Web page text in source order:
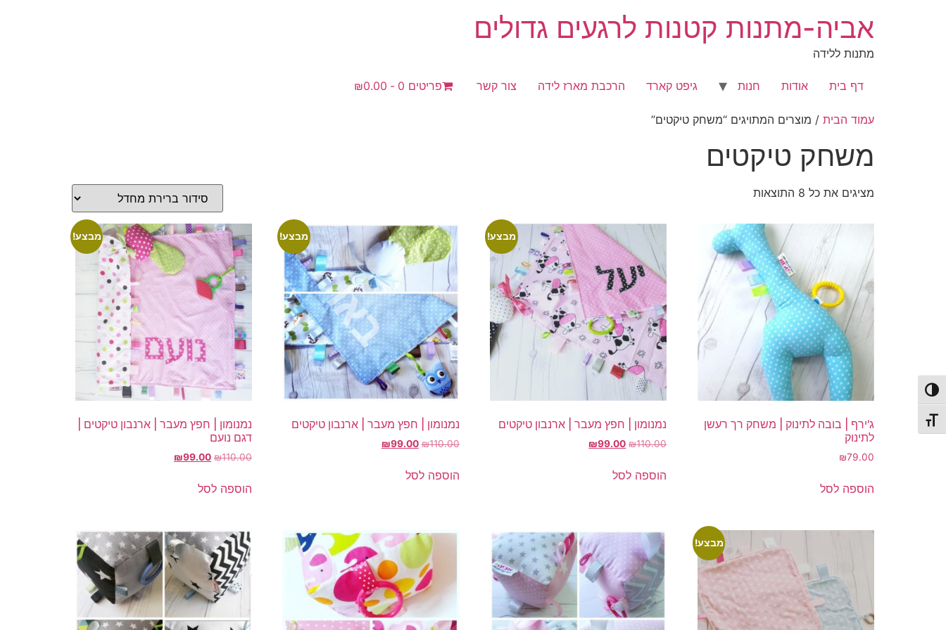
הפעל/כבה ניגודיות גבוהה
מתג גודל גופן
אביה-מתנות קטנות לרגעים גדולים
מתנות ללידה
דף בית אודות חנות גיפט קארד הרכבת מארז לידה צור קשר פריטים 0 ₪0.00
עמוד הבית / מוצרים המתויגים “משחק טיקטים”
משחק טיקטים
מציגים את כל ⁦8⁩ התוצאות
ג'ירף | בובה לתינוק | משחק רך רעשן
לתינוק
₪79.00
הוספה לסל
מבצע!
נמנומון | חפץ מעבר | ארנבון טיקטים
₪110.00
המחיר
היה:
₪99.00
המחיר
הוספה לסל
מבצע!
נמנומון | חפץ מעבר | ארנבון טיקטים
₪110.00
המחיר
היה:
₪99.00
הוספה לסל
מבצע!
נמנומון | חפץ מעבר | ארנבון טיקטים |
דגם נועם
₪110.00
המחיר
היה:
₪99.00
הוספה לסל
מבצע!